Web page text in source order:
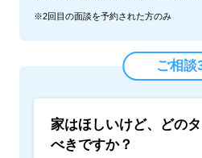
※2回目の面談を予約された方のみ
ご相談
家はほしいけど、どの
べきですか？